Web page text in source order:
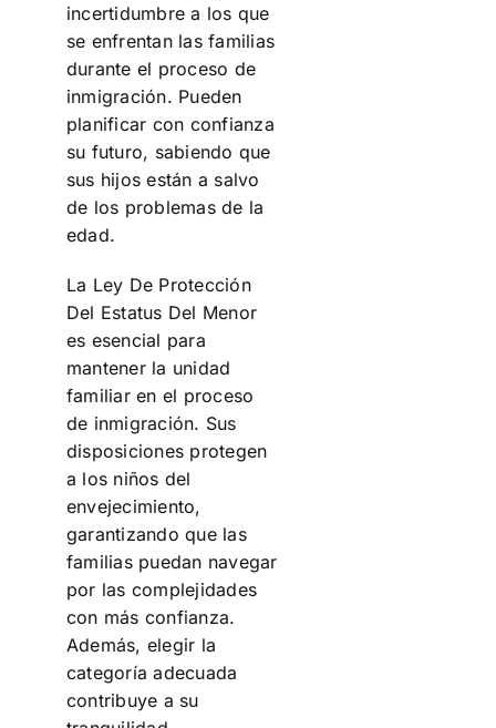
incertidumbre a los que
se enfrentan las familias
durante el proceso de
inmigración. Pueden
planificar con confianza
su futuro, sabiendo que
sus hijos están a salvo
de los problemas de la
edad.
La Ley De Protección
Del Estatus Del Menor
es esencial para
mantener la unidad
familiar en el proceso
de inmigración. Sus
disposiciones protegen
a los niños del
envejecimiento,
garantizando que las
familias puedan navegar
por las complejidades
con más confianza.
Además, elegir la
categoría adecuada
contribuye a su